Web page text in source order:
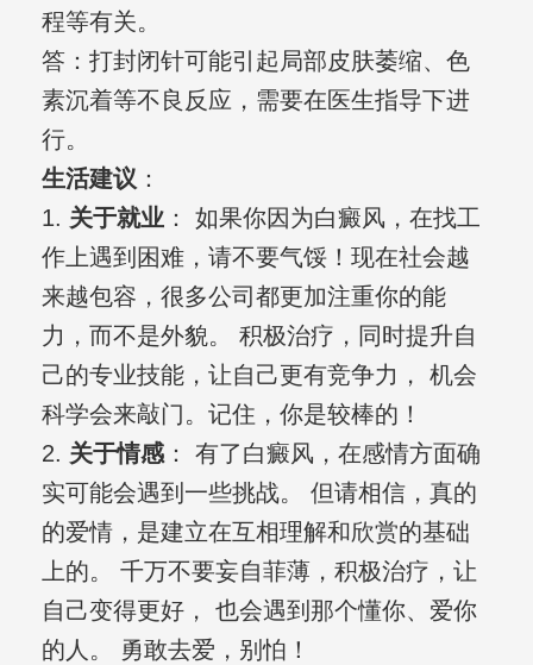
程等有关。
答：打封闭针可能引起局部皮肤萎缩、色
素沉着等不良反应，需要在医生指导下进
行。
生活建议 ：
1. 关于就业： 如果你因为白癜风，在找工
作上遇到困难，请不要气馁！现在社会越
来越包容，很多公司都更加注重你的能
力，而不是外貌。 积极治疗，同时提升自
己的专业技能，让自己更有竞争力， 机会
科学会来敲门。记住，你是较棒的！
2. 关于情感： 有了白癜风，在感情方面确
实可能会遇到一些挑战。 但请相信，真的
的爱情，是建立在互相理解和欣赏的基础
上的。 千万不要妄自菲薄，积极治疗，让
自己变得更好， 也会遇到那个懂你、爱你
的人。 勇敢去爱，别怕！